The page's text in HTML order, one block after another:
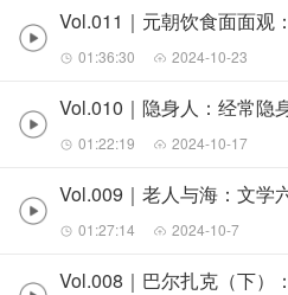
01:36:30 2024-10-23
01:22:19 2024-10-17
01:27:14 2024-10-7